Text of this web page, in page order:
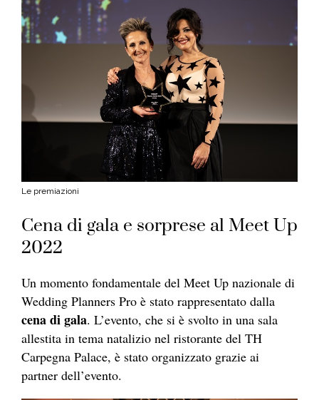
Le premiazioni
Cena di gala e sorprese al Meet Up
2022
Un momento fondamentale del Meet Up nazionale di
Wedding Planners Pro è stato rappresentato dalla
cena di gala. L’evento, che si è svolto in una sala
allestita in tema natalizio nel ristorante del TH
Carpegna Palace, è stato organizzato grazie ai
partner dell’evento.